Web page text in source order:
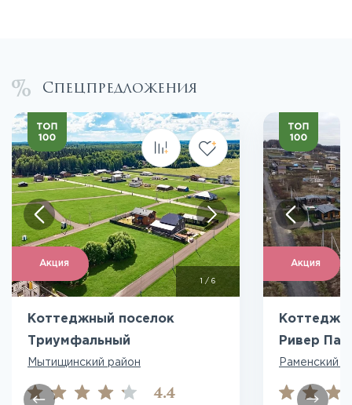
Спецпредложения
Акция
1 / 6
Коттеджный поселок
Триумфальный
Мытищинский район
4.4
Акция
Ривер
Раменский